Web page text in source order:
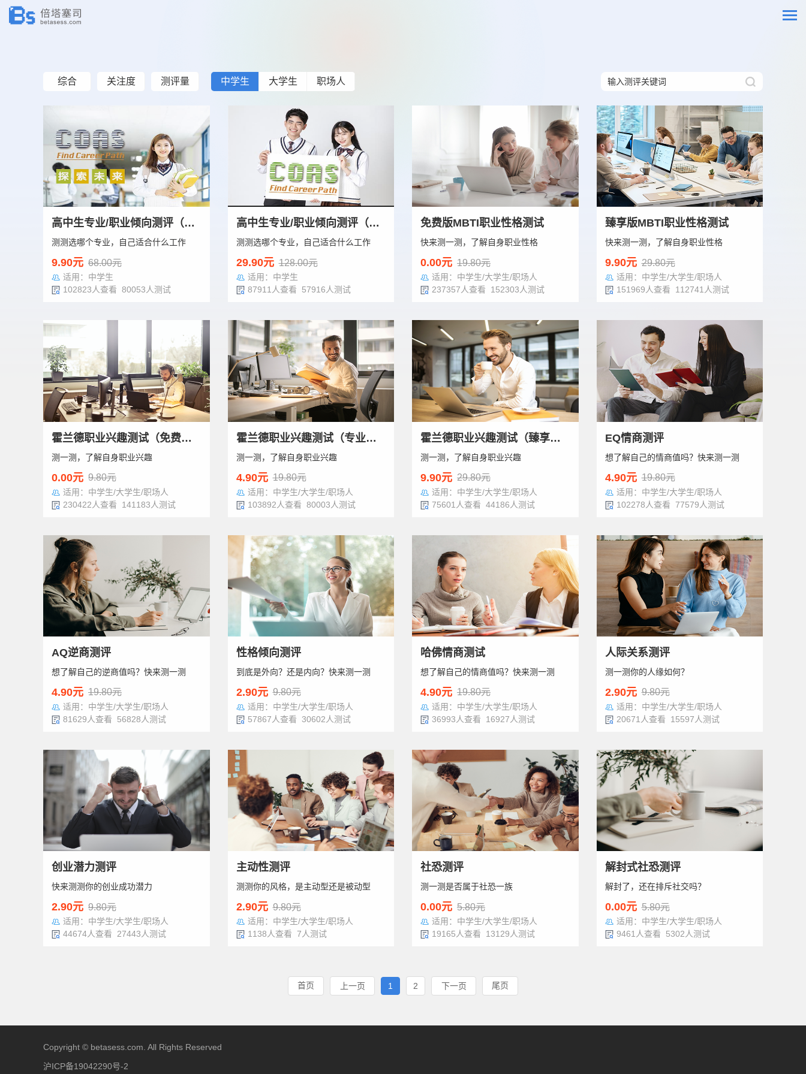
综合 关注度 测评量 中学生 大学生 职场人
高中生专业/职业倾向测评（专业版）
测测选哪个专业，自己适合什么工作
9.90元 68.00元
适用：中学生
102823人查看 80053人测试
高中生专业/职业倾向测评（臻享版）
测测选哪个专业，自己适合什么工作
29.90元 128.00元
适用：中学生
87911人查看 57916人测试
免费版MBTI职业性格测试
快来测一测，了解自身职业性格
0.00元 19.80元
适用：中学生/大学生/职场人
237357人查看 152303人测试
臻享版MBTI职业性格测试
快来测一测，了解自身职业性格
9.90元 29.80元
适用：中学生/大学生/职场人
151969人查看 112741人测试
霍兰德职业兴趣测试（免费版）
测一测，了解自身职业兴趣
0.00元 9.80元
适用：中学生/大学生/职场人
230422人查看 141183人测试
霍兰德职业兴趣测试（专业版）
测一测，了解自身职业兴趣
4.90元 19.80元
适用：中学生/大学生/职场人
103892人查看 80003人测试
霍兰德职业兴趣测试（臻享版）
测一测，了解自身职业兴趣
9.90元 29.80元
适用：中学生/大学生/职场人
75601人查看 44186人测试
EQ情商测评
想了解自己的情商值吗？快来测一测
4.90元 19.80元
适用：中学生/大学生/职场人
102278人查看 77579人测试
AQ逆商测评
想了解自己的逆商值吗？快来测一测
4.90元 19.80元
适用：中学生/大学生/职场人
81629人查看 56828人测试
性格倾向测评
到底是外向？还是内向？快来测一测
2.90元 9.80元
适用：中学生/大学生/职场人
57867人查看 30602人测试
哈佛情商测试
想了解自己的情商值吗？快来测一测
4.90元 19.80元
适用：中学生/大学生/职场人
36993人查看 16927人测试
人际关系测评
测一测你的人缘如何？
2.90元 9.80元
适用：中学生/大学生/职场人
20671人查看 15597人测试
创业潜力测评
快来测测你的创业成功潜力
2.90元 9.80元
适用：中学生/大学生/职场人
44674人查看 27443人测试
主动性测评
测测你的风格，是主动型还是被动型
2.90元 9.80元
适用：中学生/大学生/职场人
1138人查看 7人测试
社恐测评
测一测是否属于社恐一族
0.00元 5.80元
适用：中学生/大学生/职场人
19165人查看 13129人测试
解封式社恐测评
解封了，还在排斥社交吗？
0.00元 5.80元
适用：中学生/大学生/职场人
9461人查看 5302人测试
首页 上一页 1 2 下一页 尾页
Copyright © betasess.com. All Rights Reserved
沪ICP备19042290号-2